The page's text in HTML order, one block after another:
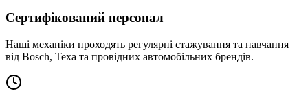
Сертифікований персонал
Наші механіки проходять регулярні стажування та навчання
від Bosch, Texa та провідних автомобільних брендів.